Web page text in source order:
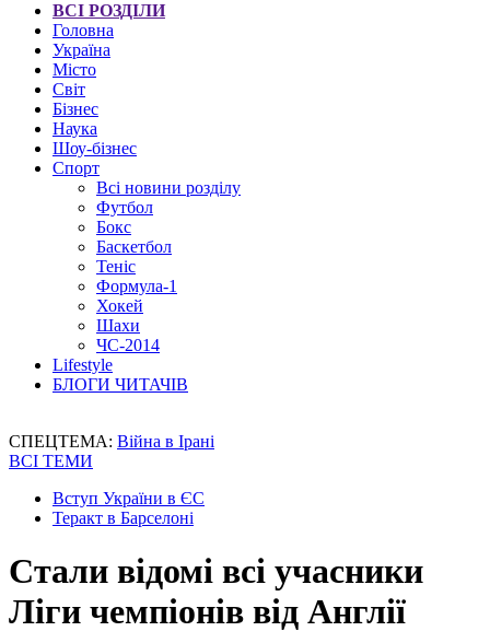
ВСІ РОЗДІЛИ
Головна
Україна
Місто
Світ
Бізнес
Наука
Шоу-бізнес
Спорт
Всі новини розділу
Футбол
Бокс
Баскетбол
Теніс
Формула-1
Хокей
Шахи
ЧС-2014
Lifestyle
БЛОГИ ЧИТАЧІВ
СПЕЦТЕМА: Війна в Ірані
ВСІ ТЕМИ
Вступ України в ЄС
Теракт в Барселоні
Стали відомі всі учасники
Ліги чемпіонів від Англії